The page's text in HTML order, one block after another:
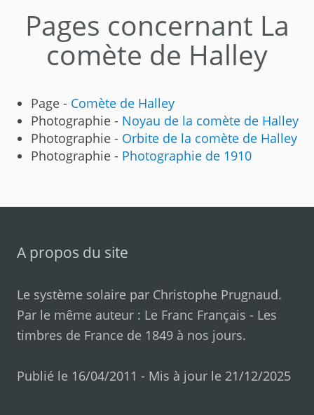
Pages concernant La
comète de Halley
Page - Comète de Halley
Photographie - Noyau de la comète de Halley
Photographie - Orbite de la comète de Halley
Photographie - Photographie de 1910
A propos du site
Le système solaire par Christophe Prugnaud.
Par le même auteur : Le Franc Français - Les
timbres de France de 1849 à nos jours.
Publié le 16/04/2011 - Mis à jour le 21/12/2025